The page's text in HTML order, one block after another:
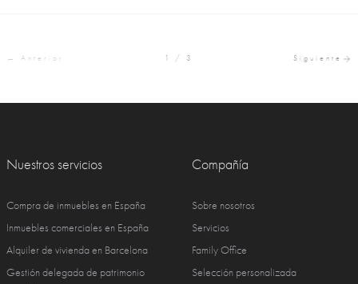
← Anterior 1 / 3 Siguiente
Nuestros servicios
Compra de inmuebles en España
Inmuebles comerciales en España
Alquiler de vivienda en Barcelona
Gestión delegada de patrimonio
Compañía
Sobre nosotros
Servicios
Family Office
Selección personalizada